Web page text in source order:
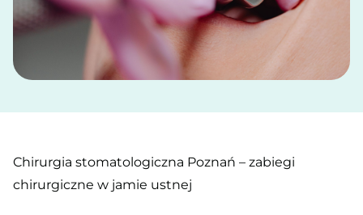
Chirurgia stomatologiczna Poznań – zabiegi
chirurgiczne w jamie ustnej